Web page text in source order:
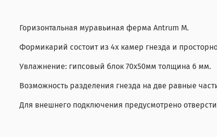
Горизонтальная муравьиная ферма Antrum M.
Формикарий состоит из 4х камер гнезда и
Увлажнение: гипсовый блок 70х50мм толщина 6 мм.
Возможность разделения гнезда на две равные
Для внешнего подключения предусмотрено